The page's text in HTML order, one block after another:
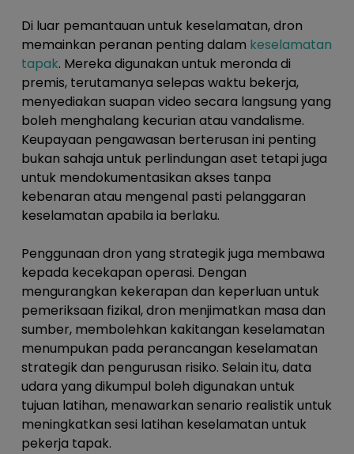
Di luar pemantauan untuk keselamatan, dron
memainkan peranan penting dalam keselamatan
tapak. Mereka digunakan untuk meronda di
premis, terutamanya selepas waktu bekerja,
menyediakan suapan video secara langsung yang
boleh menghalang kecurian atau vandalisme.
Keupayaan pengawasan berterusan ini penting
bukan sahaja untuk perlindungan aset tetapi juga
untuk mendokumentasikan akses tanpa
kebenaran atau mengenal pasti pelanggaran
keselamatan apabila ia berlaku.
Penggunaan dron yang strategik juga membawa
kepada kecekapan operasi. Dengan
mengurangkan kekerapan dan keperluan untuk
pemeriksaan fizikal, dron menjimatkan masa dan
sumber, membolehkan kakitangan keselamatan
menumpukan pada perancangan keselamatan
strategik dan pengurusan risiko. Selain itu, data
udara yang dikumpul boleh digunakan untuk
tujuan latihan, menawarkan senario realistik untuk
meningkatkan sesi latihan keselamatan untuk
pekerja tapak.